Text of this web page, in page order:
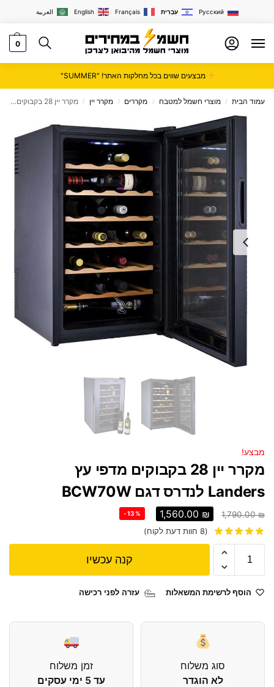
العربية English Français עִבְרִית Русский
0
מבצעים שווים בכל מחלקות האתר! "SUMMER"
עמוד הבית / מוצרי חשמל למטבח / מקררים / מקרר יין / מקרר יין 28 בקבוקים מדפי עץ Landers לנדרס דגם BCW70W
מבצע!
מקרר יין 28 בקבוקים מדפי עץ
Landers לנדרס דגם BCW70W
1,790.00₪
1,560.00 ₪
-13%
(
8 חוות דעת לקוח)
קנה עכשיו
הוסף לרשימת המשאלות עזרה לפני רכישה
סוג משלוח
לא הוגדר
זמן משלוח
עד 5 ימי עסקים